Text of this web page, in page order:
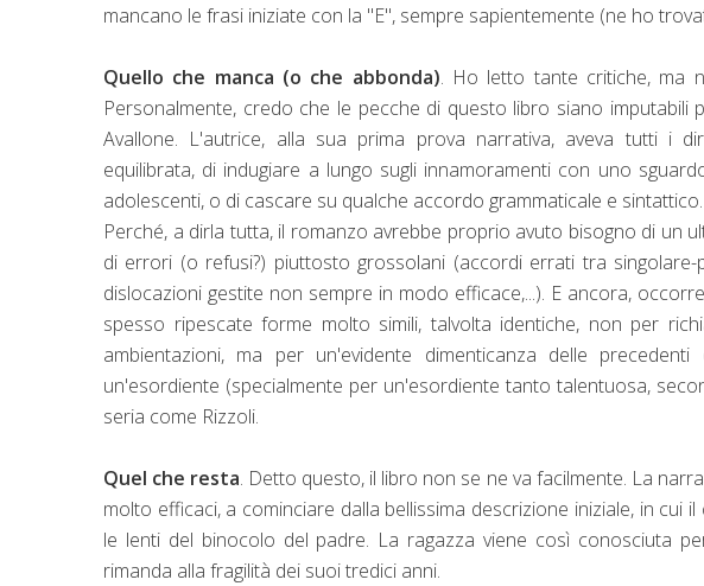
mancano le frasi iniziate con la "E", sempre sapientemente (ne ho
Quello che manca (o che abbonda). Ho letto tante critiche, ma
Personalmente, credo che le pecche di questo libro siano
Avallone. L'autrice, alla sua prima prova narrativa, aveva tutti i
equilibrata, di indugiare a lungo sugli innamoramenti con uno
adolescenti, o di cascare su qualche accordo grammaticale e sintattico.
Perché, a dirla tutta, il romanzo avrebbe proprio avuto bisogno di un
di errori (o refusi?) piuttosto grossolani (accordi errati tra singolare-
dislocazioni gestite non sempre in modo efficace,...). E ancora,
spesso ripescate forme molto simili, talvolta identiche, non per
ambientazioni, ma per un'evidente dimenticanza delle
un'esordiente (specialmente per un'esordiente tanto talentuosa,
seria come Rizzoli.
Quel che resta. Detto questo, il libro non se ne va facilmente. La
molto efficaci, a cominciare dalla bellissima descrizione iniziale, in cui
le lenti del binocolo del padre. La ragazza viene così conosciuta
rimanda alla fragilità dei suoi tredici anni.